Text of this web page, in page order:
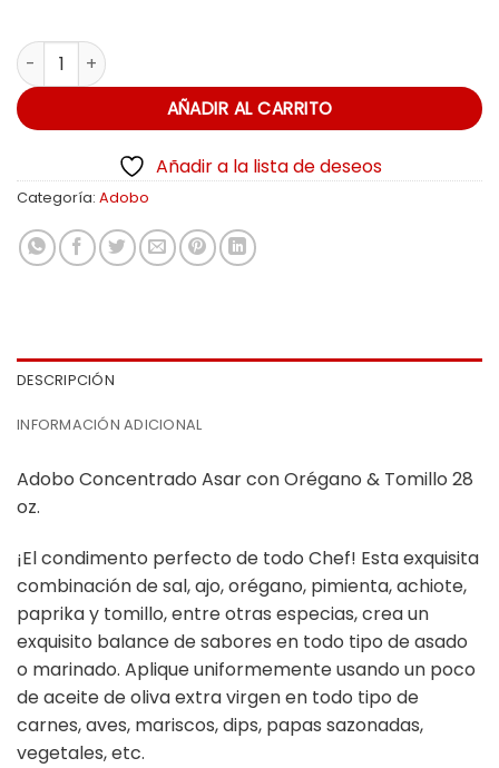
Adobo Concentrado para Asar 28oz cantidad
AÑADIR AL CARRITO
Añadir a la lista de deseos
Categoría: Adobo
DESCRIPCIÓN
INFORMACIÓN ADICIONAL
Adobo Concentrado Asar con Orégano & Tomillo 28
oz.
¡El condimento perfecto de todo Chef! Esta exquisita
combinación de sal, ajo, orégano, pimienta, achiote,
paprika y tomillo, entre otras especias, crea un
exquisito balance de sabores en todo tipo de asado
o marinado. Aplique uniformemente usando un poco
de aceite de oliva extra virgen en todo tipo de
carnes, aves, mariscos, dips, papas sazonadas,
vegetales, etc.